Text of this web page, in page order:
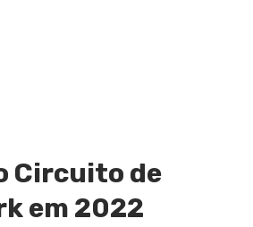
Circuito de
em 2022